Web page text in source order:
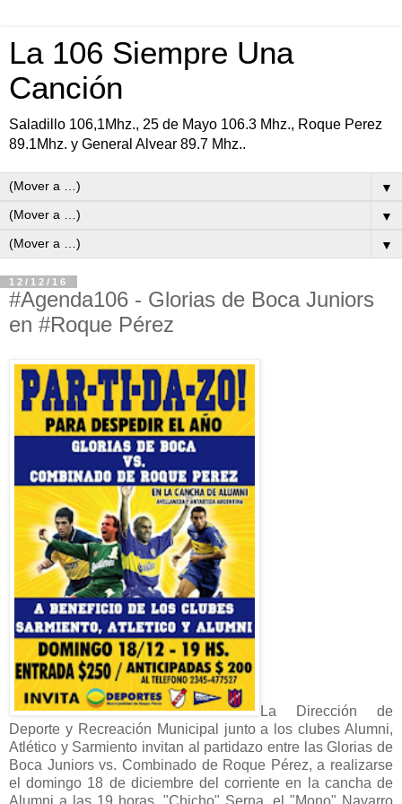
La 106 Siempre Una
Canción
Saladillo 106,1Mhz., 25 de Mayo 106.3 Mhz., Roque Perez
89.1Mhz. y General Alvear 89.7 Mhz..
▼
▼
▼
12/12/16
#Agenda106 - Glorias de Boca Juniors
en #Roque Pérez
La Dirección de
Deporte y Recreación Municipal junto a los clubes Alumni,
Atlético y Sarmiento invitan al partidazo entre las Glorias de
Boca Juniors vs. Combinado de Roque Pérez, a realizarse
el domingo 18 de diciembre del corriente en la cancha de
Alumni a las 19 horas. "Chicho" Serna, el "Mono" Navarro